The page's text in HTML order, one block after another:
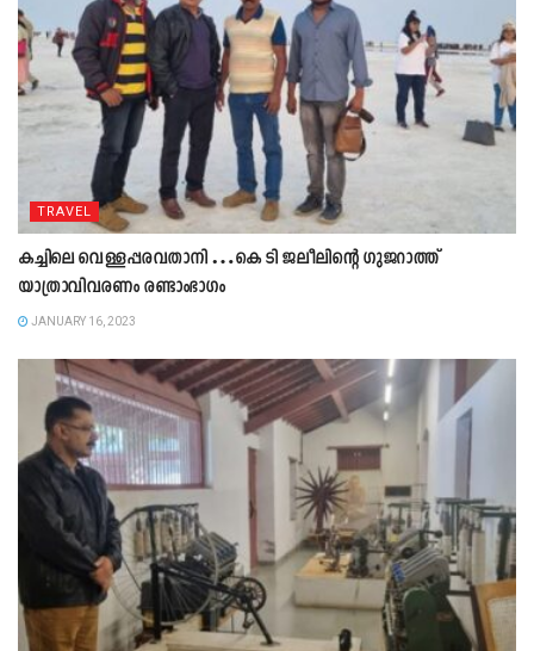
TRAVEL
കച്ചിലെ വെള്ളപ്പരവതാനി …കെ ടി ജലീലിന്റെ ഗുജറാത്ത്‌
യാത്രാവിവരണം രണ്ടാംഭാഗം
JANUARY 16, 2023